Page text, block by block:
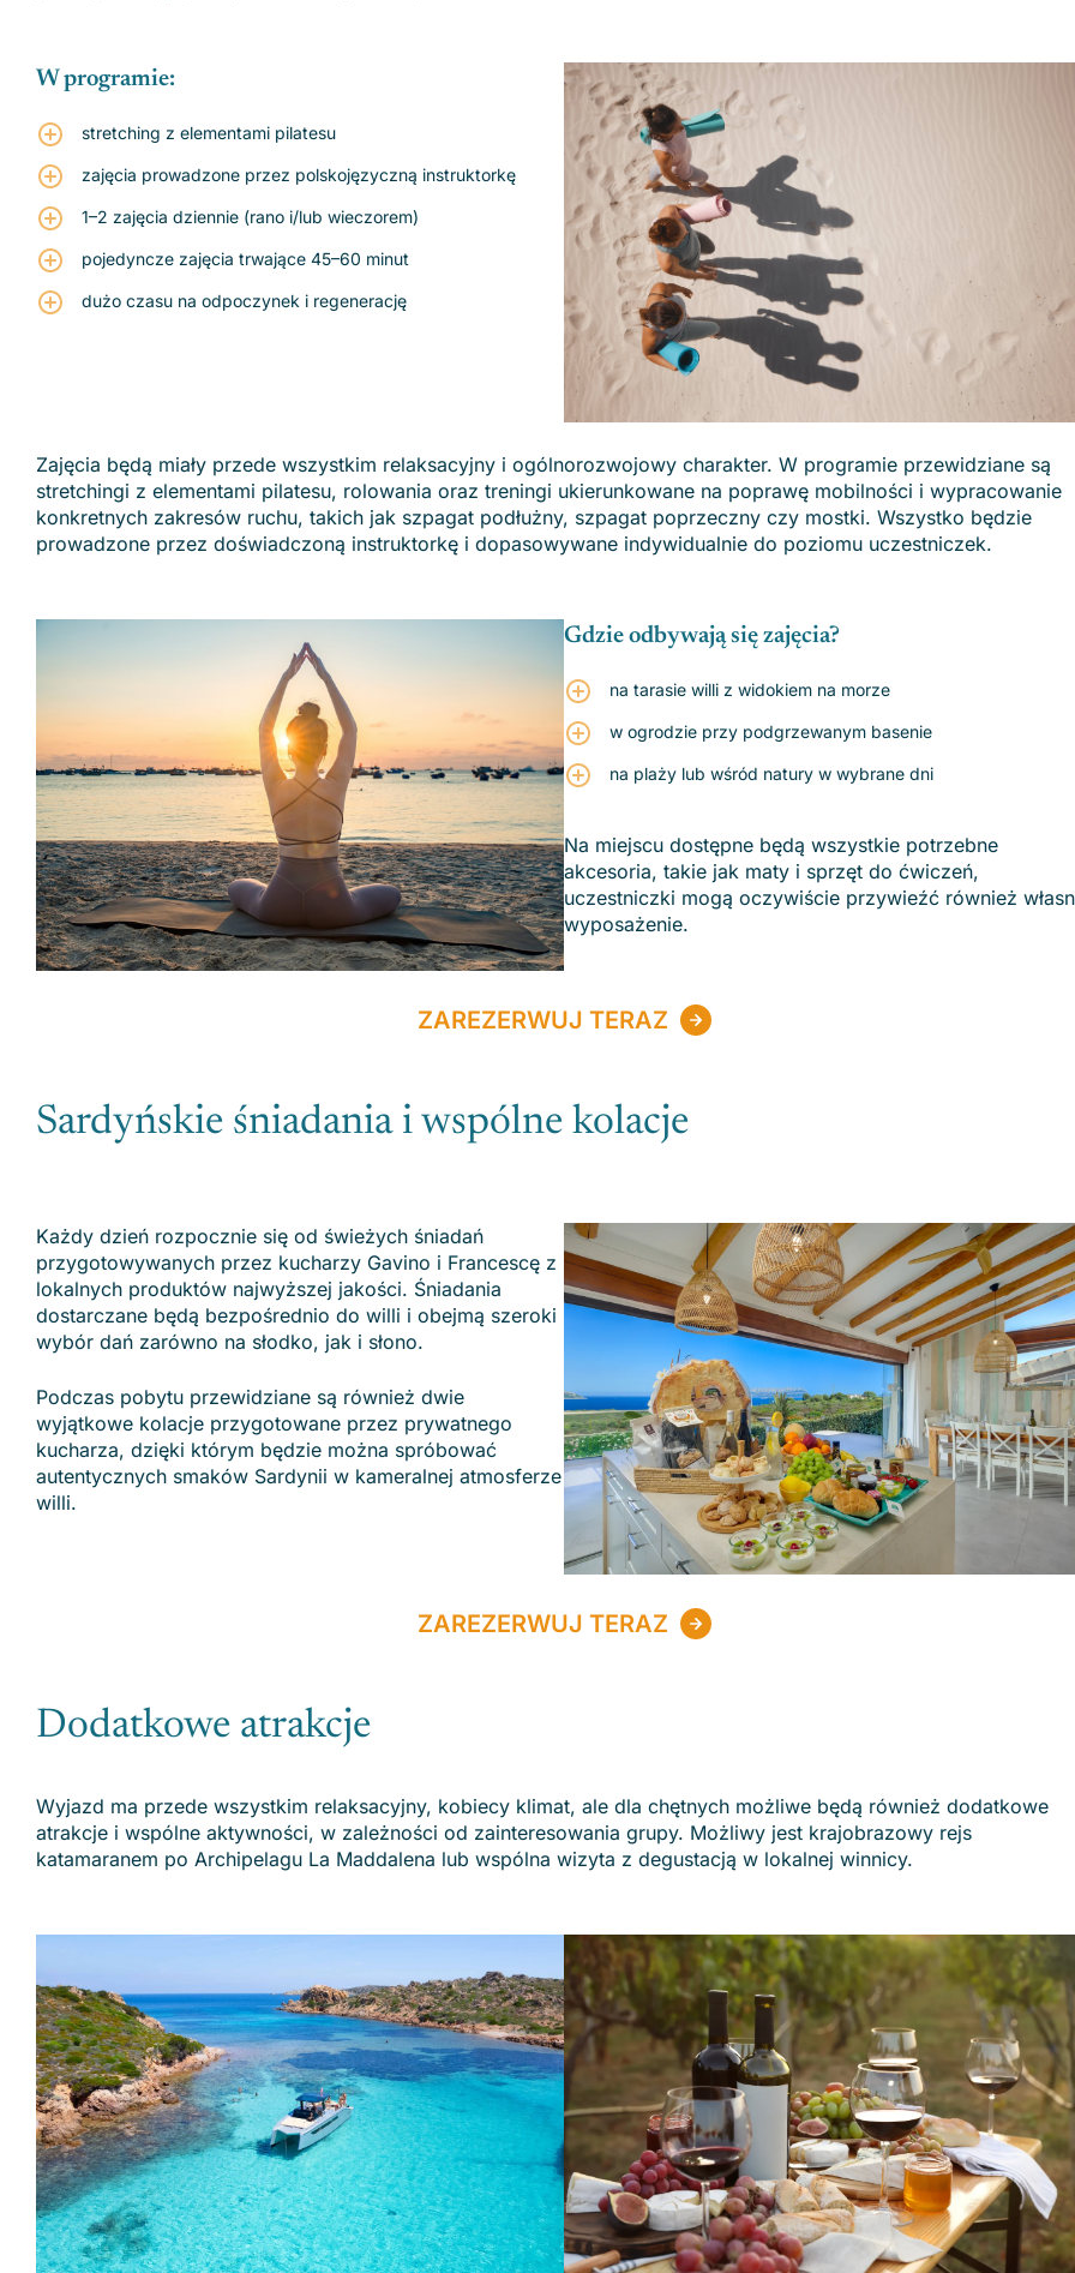
W programie:
stretching z elementami pilatesu
zajęcia prowadzone przez polskojęzyczną instruktorkę
1–2 zajęcia dziennie (rano i/lub wieczorem)
pojedyncze zajęcia trwające 45–60 minut
dużo czasu na odpoczynek i regenerację
Zajęcia będą miały przede wszystkim relaksacyjny i ogólnorozwojowy charakter. W programie przewidziane są
stretchingi z elementami pilatesu, rolowania oraz treningi ukierunkowane na poprawę mobilności i wypracowanie
konkretnych zakresów ruchu, takich jak szpagat podłużny, szpagat poprzeczny czy mostki. Wszystko będzie
prowadzone przez doświadczoną instruktorkę i dopasowywane indywidualnie do poziomu uczestniczek.
Gdzie odbywają się zajęcia?
na tarasie willi z widokiem na morze
w ogrodzie przy podgrzewanym basenie
na plaży lub wśród natury w wybrane dni
Na miejscu dostępne będą wszystkie potrzebne
akcesoria, takie jak maty i sprzęt do ćwiczeń,
uczestniczki mogą oczywiście przywieźć również
wyposażenie.
ZAREZERWUJ TERAZ
Sardyńskie śniadania i wspólne kolacje
Każdy dzień rozpocznie się od świeżych śniadań
przygotowywanych przez kucharzy Gavino i Francescę z
lokalnych produktów najwyższej jakości. Śniadania
dostarczane będą bezpośrednio do willi i obejmą szeroki
wybór dań zarówno na słodko, jak i słono.
Podczas pobytu przewidziane są również dwie
wyjątkowe kolacje przygotowane przez prywatnego
kucharza, dzięki którym będzie można spróbować
autentycznych smaków Sardynii w kameralnej atmosferze
willi.
ZAREZERWUJ TERAZ
Dodatkowe atrakcje
Wyjazd ma przede wszystkim relaksacyjny, kobiecy klimat, ale dla chętnych możliwe będą również dodatkowe
atrakcje i wspólne aktywności, w zależności od zainteresowania grupy. Możliwy jest krajobrazowy rejs
katamaranem po Archipelagu La Maddalena lub wspólna wizyta z degustacją w lokalnej winnicy.